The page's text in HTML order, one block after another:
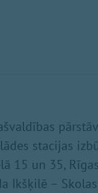
stacijas
15 un 35,
Ikšķilē –